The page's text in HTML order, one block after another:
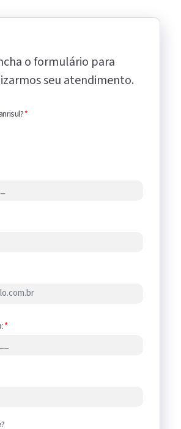
o formulário para
seu atendimento.
*
*